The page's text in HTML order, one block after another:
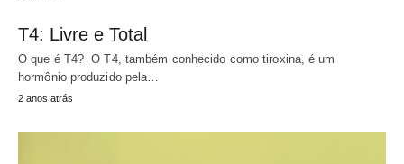
T4: Livre e Total
O que é T4? O T4, também conhecido como tiroxina, é um
hormônio produzido pela…
2 anos atrás